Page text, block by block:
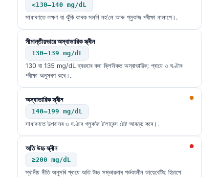
<130–140 mg/dL
সাধাৰণতে লক্ষণ বা ঝুঁকি কাৰক সলনি নহ’লে আৰু গ্লুক’জ পৰীক্ষা নালাগে।.
সীমান্তীয়ভাৱে অস্বাভাৱিক স্ক্ৰীন
130–139 mg/dL
130 বা 135 mg/dL ব্যৱহাৰ কৰা ক্লিনিকত অস্বাভাৱিক; প্ৰায়ে ৩ ঘণ্টাৰ
পৰীক্ষা অনুসৰণ কৰে।.
অস্বাভাৱিক স্ক্ৰীন
140–199 mg/dL
সাধাৰণতে উপবাসৰ ৩ ঘণ্টাৰ গ্লুক’জ ট’লাৰেন্স টেষ্ট আৰম্ভ কৰে।.
অতি উচ্চ স্ক্ৰীন
≥200 mg/dL
স্থানীয় নীতি অনুসৰি প্ৰায়ে অতি উচ্চ সম্ভাৱনাৰ গৰ্ভকালীন ডায়েবেটিছ হিচাপে